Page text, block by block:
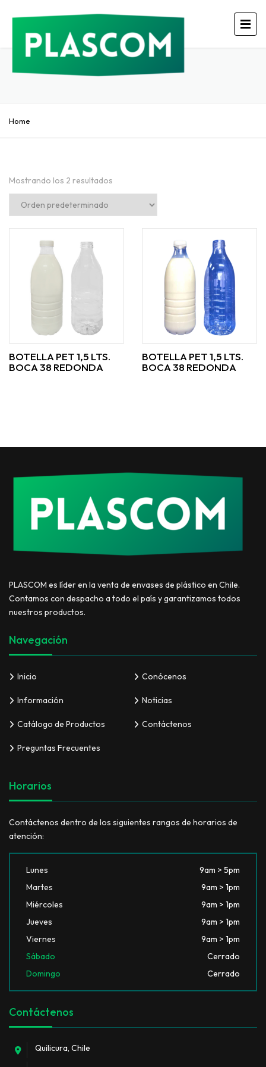
Home
Mostrando los 2 resultados
BOTELLA PET 1,5 LTS.
BOCA 38 REDONDA
BOTELLA PET 1,5 LTS.
BOCA 38 REDONDA
PLASCOM es líder en la venta de envases de plástico en Chile.
Contamos con despacho a todo el país y garantizamos todos
nuestros productos.
Navegación
Inicio Conócenos
Información Noticias
Catálogo de Productos Contáctenos
Preguntas Frecuentes
Horarios
Contáctenos dentro de los siguientes rangos de horarios de
atención:
Lunes
9am > 5pm
Martes
9am > 1pm
Miércoles
9am > 1pm
Jueves
9am > 1pm
Viernes
9am > 1pm
Sábado
Cerrado
Domingo
Cerrado
Contáctenos
Quilicura, Chile